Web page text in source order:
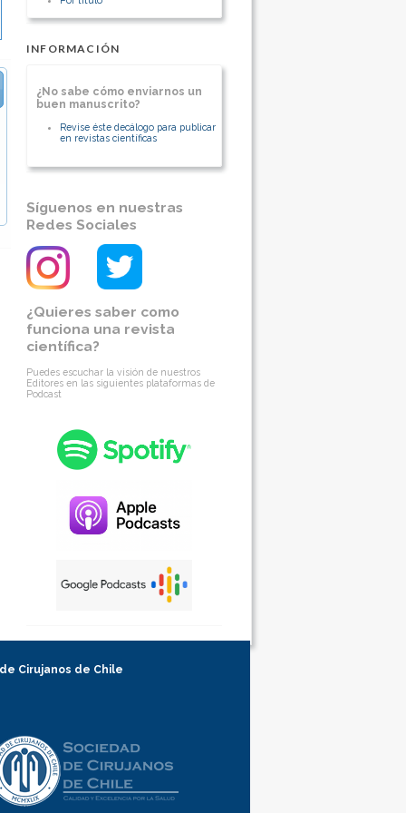
Santiago de Chile.
[Ver otros artículos de este autor]
INFORMACIÓN
¿No sabe cómo enviarnos un
buen manuscrito?
Revise éste decálogo para publicar
en revistas científicas
Síguenos en nuestras
Redes Sociales
¿Quieres saber como
funciona una revista
científica?
Puedes escuchar la visión de nuestros
Editores en las siguientes plataformas de
Podcast
Cirujanos de Chile